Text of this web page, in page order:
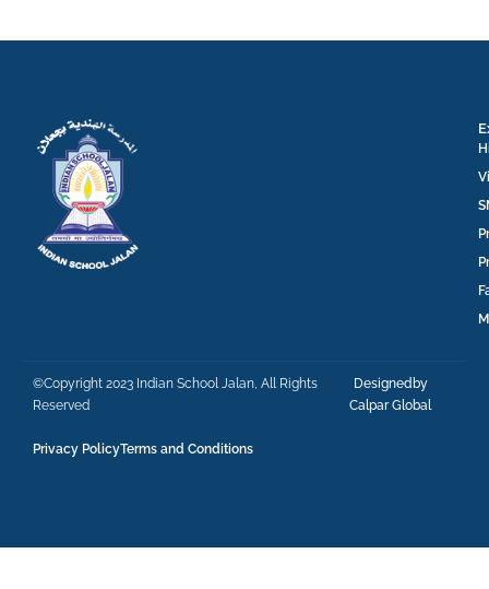
©Copyright 2023 Indian School Jalan, All Rights
Reserved
Designedby
Calpar Global
Privacy PolicyTerms and Conditions